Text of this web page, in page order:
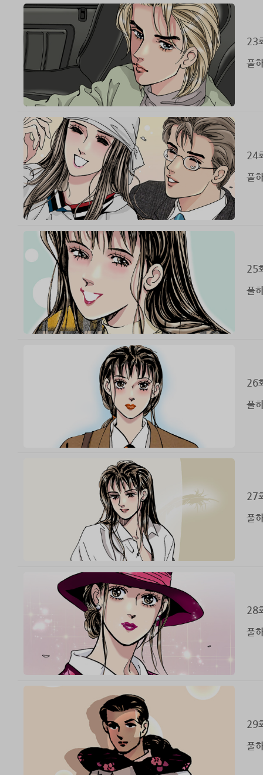
23
풀
24
풀
25
풀
26
풀
27
풀
28
풀
29
풀